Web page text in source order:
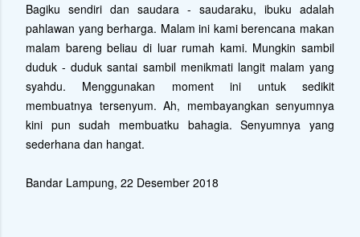
Bagiku sendiri dan saudara - saudaraku, ibuku adalah
pahlawan yang berharga. Malam ini kami berencana makan
malam bareng beliau di luar rumah kami. Mungkin sambil
duduk - duduk santai sambil menikmati langit malam yang
syahdu. Menggunakan moment ini untuk sedikit
membuatnya tersenyum. Ah, membayangkan senyumnya
kini pun sudah membuatku bahagia. Senyumnya yang
sederhana dan hangat.
Bandar Lampung, 22 Desember 2018